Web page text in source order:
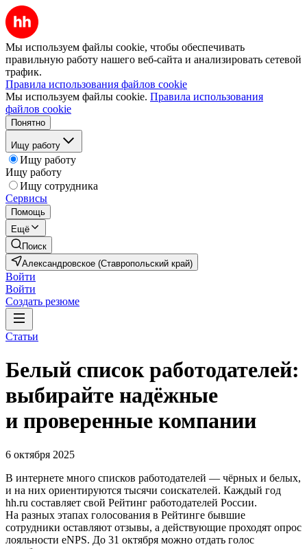
Мы используем файлы cookie, чтобы обеспечивать
правильную работу нашего веб-сайта и анализировать сетевой
трафик.
Правила использования файлов cookie
Мы используем файлы cookie. Правила использования
файлов cookie
Понятно
Ищу работу
Ищу работу
Ищу работу
Ищу сотрудника
Сервисы
Помощь
Ещё
Поиск
Александровское (Ставропольский край)
Войти
Войти
Создать резюме
Статьи
Белый список работодателей:
выбирайте надёжные
и проверенные компании
6 октября 2025
В интернете много списков работодателей — чёрных и белых,
и на них ориентируются тысячи соискателей. Каждый год
hh.ru составляет свой Рейтинг работодателей России.
На разных этапах голосования в Рейтинге бывшие
сотрудники оставляют отзывы, а действующие проходят опрос
лояльности eNPS. До 31 октября можно отдать голос